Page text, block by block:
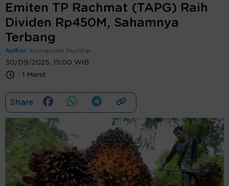
Emiten TP Rachmat (TAPG) Raih
Dividen Rp450M, Sahamnya
Terbang
Author: Komarudin Muchtar
30/09/2025, 15:00 WIB
: 1 Menit
Share